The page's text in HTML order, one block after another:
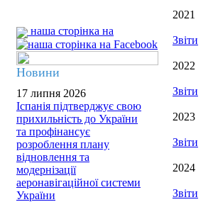
наша сторінка на
Новини
17 липня 2026
Іспанія підтверджує свою
прихильність до України
та профінансує
розроблення плану
відновлення та
модернізації
аеронавігаційної системи
України
2021
Звіти
2022
Звіти
2023
Звіти
2024
Звіти